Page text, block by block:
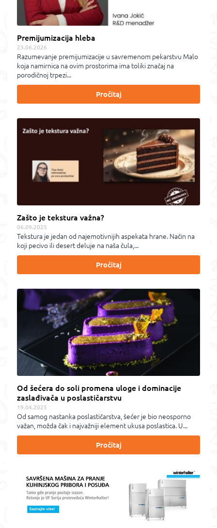
Premijumizacija hleba
23.06.2026
Razumevanje premijumizacije u savremenom pekarstvu Malo
koja namirnica na ovim prostorima ima toliki značaj na
porodičnoj trpezi...
Pročitaj
Zašto je tekstura važna?
06.09.2025
Tekstura je jedan od najemotivnijih aspekata hrane. Način na
koji pecivo ili desert deluje na naša čula,...
Pročitaj
Od šećera do soli promena uloge i dominacije
zaslađivača u poslastičarstvu
19.04.2025
Od samog nastanka poslastičarstva, šećer je bio neosporno
važan, možda čak i najvažniji element ukusa poslastica. U...
Pročitaj